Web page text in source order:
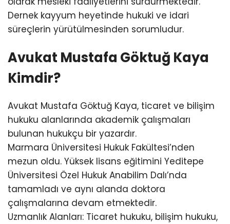
Dernek kayyum heyetinde hukuki ve idari
süreçlerin yürütülmesinden sorumludur.
Avukat Mustafa Göktuğ Kaya
Kimdir?
Avukat Mustafa Göktuğ Kaya, ticaret ve bilişim
hukuku alanlarında akademik çalışmaları
bulunan hukukçu bir yazardır.
Marmara Üniversitesi Hukuk Fakültesi’nden
mezun oldu. Yüksek lisans eğitimini Yeditepe
Üniversitesi Özel Hukuk Anabilim Dalı’nda
tamamladı ve aynı alanda doktora
çalışmalarına devam etmektedir.
Uzmanlık Alanları: Ticaret hukuku, bilişim hukuku,